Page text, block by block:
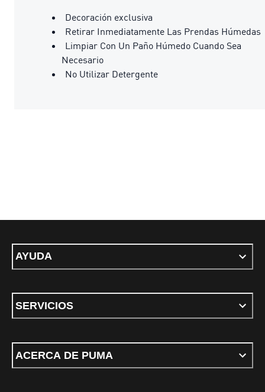
Decoración exclusiva
Retirar Inmediatamente Las Prendas Húmedas
Limpiar Con Un Paño Húmedo Cuando Sea
Necesario
No Utilizar Detergente
AYUDA
SERVICIOS
ACERCA DE PUMA